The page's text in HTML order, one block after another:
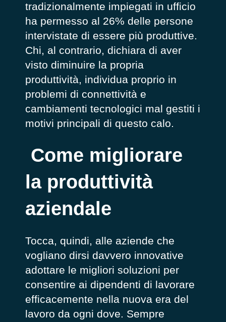
tradizionalmente impiegati in ufficio
ha permesso al 26% delle persone
intervistate di essere più produttive.
Chi, al contrario, dichiara di aver
visto diminuire la propria
produttività, individua proprio in
problemi di connettività e
cambiamenti tecnologici mal gestiti i
motivi principali di questo calo.
Come migliorare
la produttività
aziendale
Tocca, quindi, alle aziende che
vogliano dirsi davvero innovative
adottare le migliori soluzioni per
consentire ai dipendenti di lavorare
efficacemente nella nuova era del
lavoro da ogni dove. Sempre